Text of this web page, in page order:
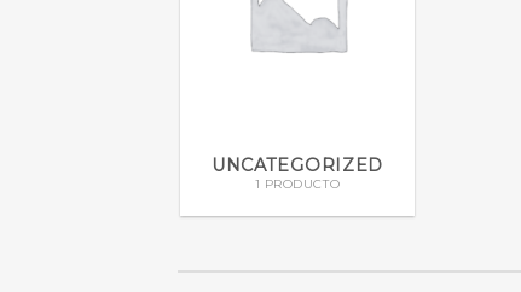
UNCATEGORIZED
1 PRODUCTO